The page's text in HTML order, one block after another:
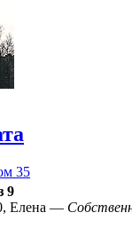
35
9
Елена —